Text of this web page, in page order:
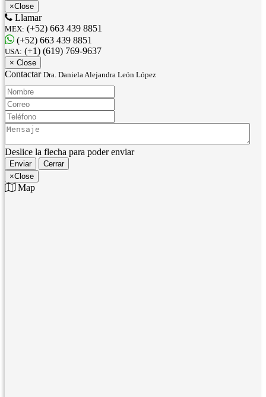
×Close
Llamar
MEX: (+52) 663 439 8851
(+52) 663 439 8851
USA: (+1) (619) 769-9637
× Close
Contactar Dra. Daniela Alejandra León López
Nombre:
Correo:
Teléfono:
Mensaje:
Deslice la flecha para poder enviar
Enviar
Cerrar
×Close
Map